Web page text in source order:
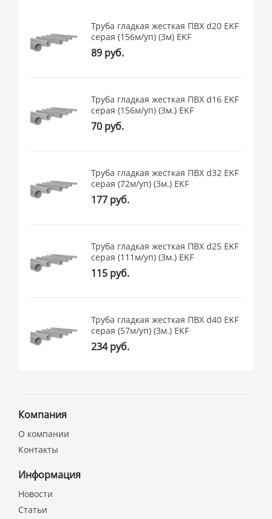
Труба гладкая жесткая ПВХ d20 EKF
серая (156м/уп) (3м) EKF
89 руб.
Труба гладкая жесткая ПВХ d16 EKF
серая (156м/уп) (3м.) EKF
70 руб.
Труба гладкая жесткая ПВХ d32 EKF
серая (72м/уп) (3м.) EKF
177 руб.
Труба гладкая жесткая ПВХ d25 EKF
серая (111м/уп) (3м.) EKF
115 руб.
Труба гладкая жесткая ПВХ d40 EKF
серая (57м/уп) (3м.) EKF
234 руб.
Компания
О компании
Контакты
Информация
Новости
Статьи